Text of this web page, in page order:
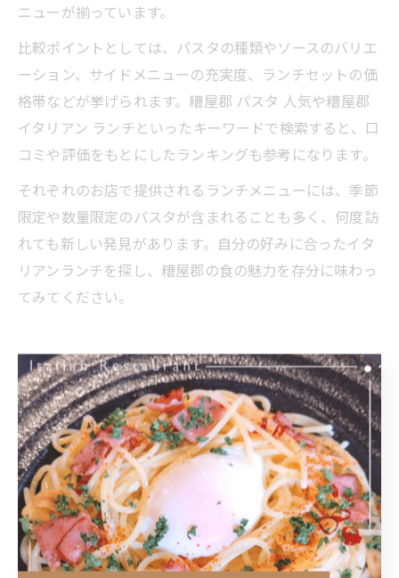
ニューが揃っています。
比較ポイントとしては、パスタの種類やソースのバリエ
ーション、サイドメニューの充実度、ランチセットの価
格帯などが挙げられます。糟屋郡 パスタ 人気や糟屋郡
イタリアン ランチといったキーワードで検索すると、口
コミや評価をもとにしたランキングも参考になります。
それぞれのお店で提供されるランチメニューには、季節
限定や数量限定のパスタが含まれることも多く、何度訪
れても新しい発見があります。自分の好みに合ったイタ
リアンランチを探し、糟屋郡の食の魅力を存分に味わっ
てみてください。
飯塚市で見つける大人のイタリ
アングルメ
飯塚イタリアンで味わう大人のランチタイム
飯塚市や糟屋郡粕屋町では、イタリアンランチが大人の
リフレッシュタイムとして注目されています。特に地元